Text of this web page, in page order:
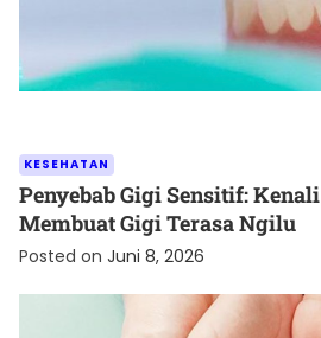
KESEHATAN
Penyebab Gigi Sensitif:
Membuat Gigi Terasa Ngilu
Posted on Juni 8, 2026